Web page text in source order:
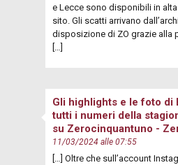
e Lecce sono disponibili in
sito. Gli scatti arrivano
disposizione di ZO grazie alla
Gli highlights e le foto di
tutti i numeri della
su Zerocinquantuno -
11/03/2024 alle 07:55
[…] Oltre che sull’account